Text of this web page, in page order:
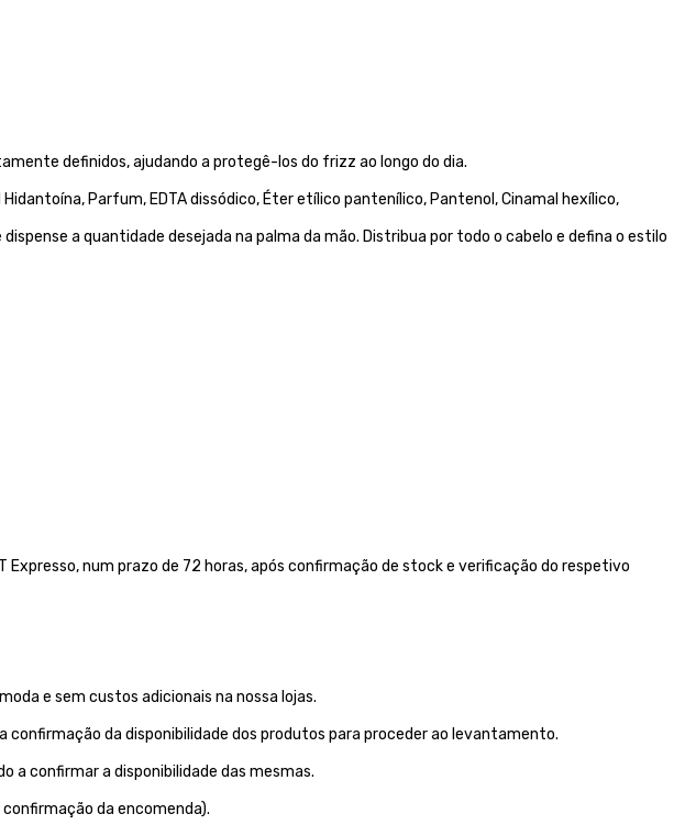
definidos, ajudando a protegê-los do frizz ao longo do dia.
Hidantoína, Parfum, EDTA dissódico, Éter etílico pantenílico, Pantenol, Cinamal hexílico,
a quantidade desejada na palma da mão. Distribua por todo o cabelo e defina o estilo
Expresso,num prazo de 72 horas, após confirmação de stock e verificação do respetivo
e sem custos adicionais na nossa lojas.
da disponibilidade dos produtos para proceder ao levantamento.
a confirmar a disponibilidade das mesmas.
da encomenda).